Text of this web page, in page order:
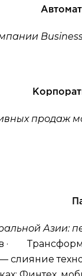
продаж
Азии:
·
слияние